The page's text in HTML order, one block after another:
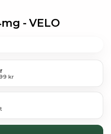
- VELO
kr